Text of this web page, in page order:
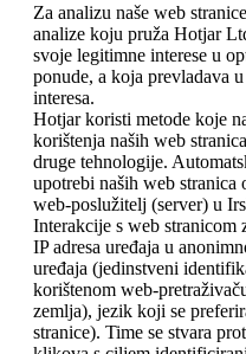
Za analizu naše web
analize koju pruža Hotjar
svoje legitimne interese u
ponude, a koja prevladava
interesa.
Hotjar koristi metode koje
korištenja naših web
druge tehnologije.
upotrebi naših web stranica
web-poslužitelj (server) u
Interakcije s web stranicom
IP adresa uređaja u
uređaja (jedinstveni
korištenom web-
zemlja), jezik koji se
stranice). Time se stvara